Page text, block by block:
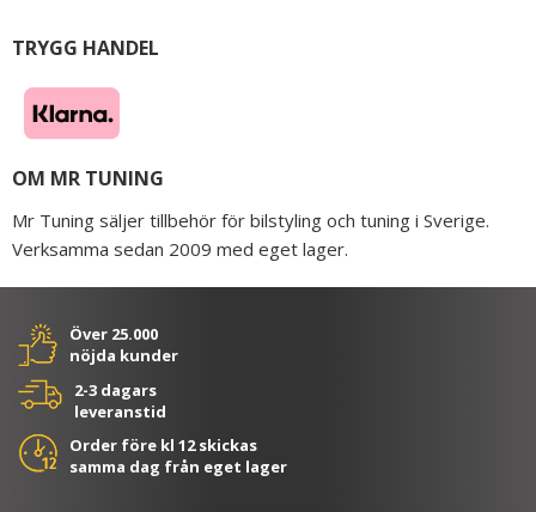
TRYGG HANDEL
OM MR TUNING
Mr Tuning säljer tillbehör för bilstyling och tuning i Sverige.
Verksamma sedan 2009 med eget lager.
Över 25.000
nöjda kunder
2-3 dagars
leveranstid
Order före kl 12 skickas
samma dag från eget lager